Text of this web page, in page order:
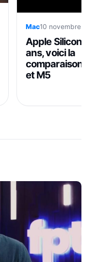
Mac10 novembre
Apple Silicon
ans, voici la
comparaison
et M5